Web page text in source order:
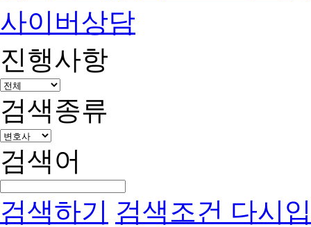
사이버상담
진행사항
검색종류
검색어
검색하기 검색조건 다시